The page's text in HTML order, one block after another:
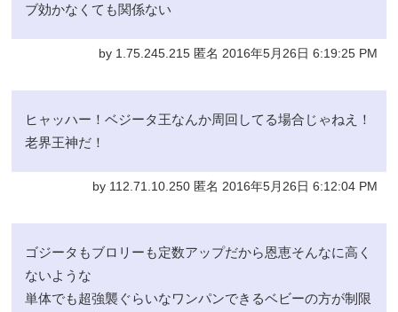
ブ効かなくても関係ない
by 1.75.245.215 匿名 2016年5月26日 6:19:25 PM
ヒャッハー！ベジータ王なんか周回してる場合じゃねえ！
老界王神だ！
by 112.71.10.250 匿名 2016年5月26日 6:12:04 PM
ゴジータもブロリーも定数アップだから恩恵そんなに高く
ないような
単体でも超強襲ぐらいなワンパンできるベビーの方が制限